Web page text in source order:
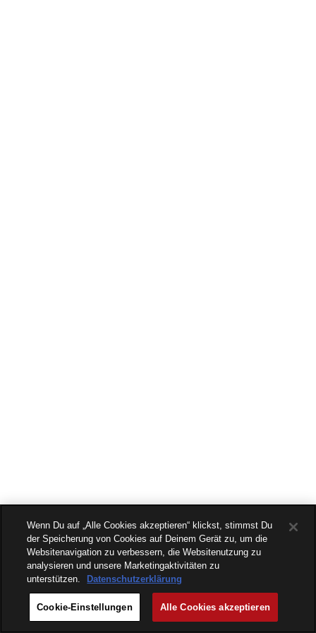
Wenn Du auf „Alle Cookies akzeptieren“ klickst, stimmst Du
der Speicherung von Cookies auf Deinem Gerät zu, um die
Websitenavigation zu verbessern, die Websitenutzung zu
analysieren und unsere Marketingaktivitäten zu
unterstützen.
Datenschutzerklärung
Cookie-Einstellungen Alle Cookies akzeptieren